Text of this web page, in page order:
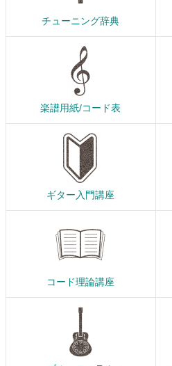
チューニング辞典
楽譜用紙/コード表
ギター入門講座
コード理論講座